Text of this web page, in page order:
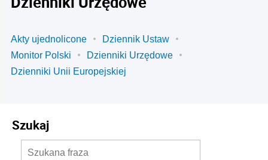
Akty ujednolicone
Dziennik Ustaw
Monitor Polski
Dzienniki Urzędowe
Dzienniki Unii Europejskiej
Szukaj